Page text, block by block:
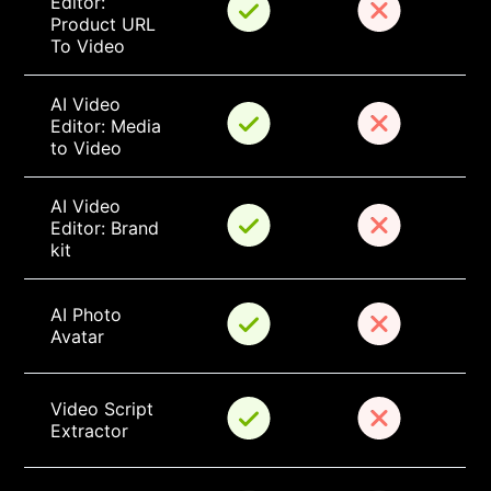
Product URL
To Video
AI Video
Editor: Media
to Video
AI Video
Editor: Brand
kit
AI Photo
Avatar
Video Script
Extractor